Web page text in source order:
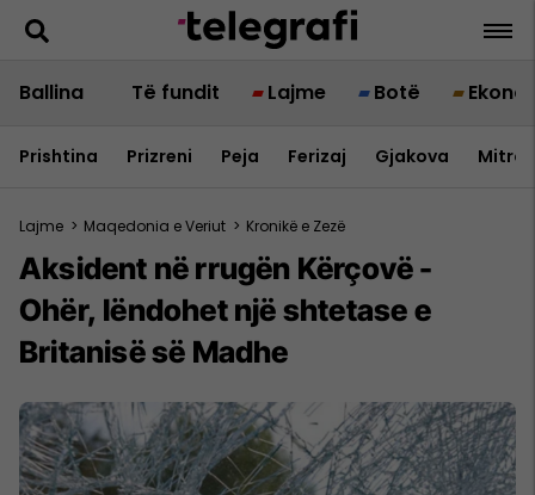
Ballina Të fundit Lajme Botë
Prishtina Prizreni Peja Ferizaj Gjakova
Lajme > Maqedonia e Veriut > Kronikë e Zezë
Aksident në rrugën Kërçovë -
Ohër, lëndohet një shtetase e
Britanisë së Madhe